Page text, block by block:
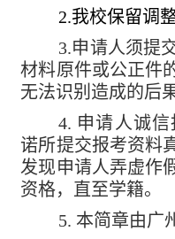
2.我校保留调
3.申请人须提
材料原件或公正件
无法识别造成的后
4. 申请人诚
诺所提交报考资料
发现申请人弄虚作
资格，直至学籍。
5. 本简章由广